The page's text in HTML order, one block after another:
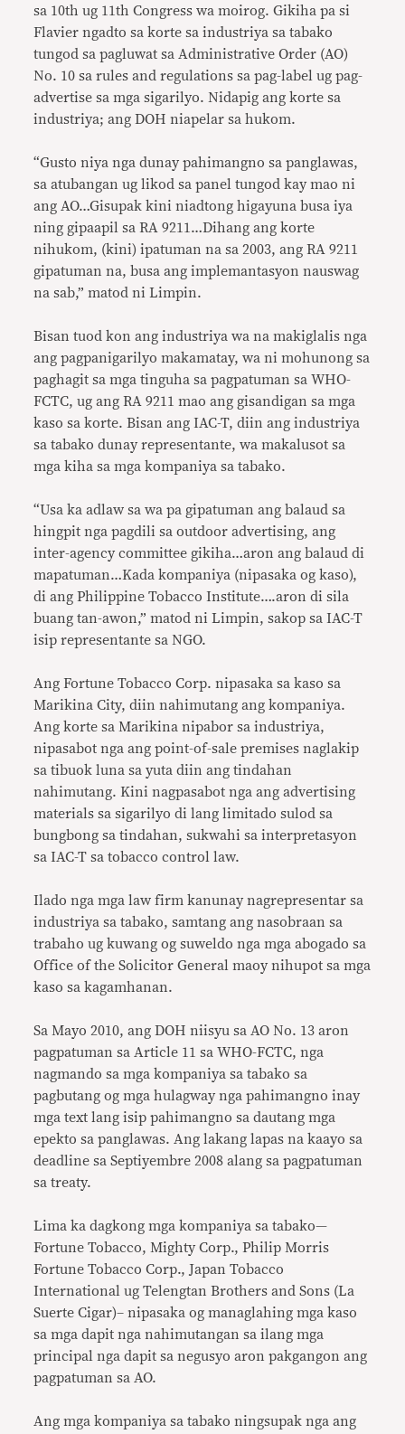
sa 10th ug 11th Congress wa moirog. Gikiha pa si
Flavier ngadto sa korte sa industriya sa tabako
tungod sa pagluwat sa Administrative Order (AO)
No. 10 sa rules and regulations sa pag-label ug pag-
advertise sa mga sigarilyo. Nidapig ang korte sa
industriya; ang DOH niapelar sa hukom.
“Gusto niya nga dunay pahimangno sa panglawas,
sa atubangan ug likod sa panel tungod kay mao ni
ang AO…Gisupak kini niadtong higayuna busa iya
ning gipaapil sa RA 9211…Dihang ang korte
nihukom, (kini) ipatuman na sa 2003, ang RA 9211
gipatuman na, busa ang implemantasyon nauswag
na sab,” matod ni Limpin.
Bisan tuod kon ang industriya wa na makiglalis nga
ang pagpanigarilyo makamatay, wa ni mohunong sa
paghagit sa mga tinguha sa pagpatuman sa WHO-
FCTC, ug ang RA 9211 mao ang gisandigan sa mga
kaso sa korte. Bisan ang IAC-T, diin ang industriya
sa tabako dunay representante, wa makalusot sa
mga kiha sa mga kompaniya sa tabako.
“Usa ka adlaw sa wa pa gipatuman ang balaud sa
hingpit nga pagdili sa outdoor advertising, ang
inter-agency committee gikiha…aron ang balaud di
mapatuman…Kada kompaniya (nipasaka og kaso),
di ang Philippine Tobacco Institute….aron di sila
buang tan-awon,” matod ni Limpin, sakop sa IAC-T
isip representante sa NGO.
Ang Fortune Tobacco Corp. nipasaka sa kaso sa
Marikina City, diin nahimutang ang kompaniya.
Ang korte sa Marikina nipabor sa industriya,
nipasabot nga ang point-of-sale premises naglakip
sa tibuok luna sa yuta diin ang tindahan
nahimutang. Kini nagpasabot nga ang advertising
materials sa sigarilyo di lang limitado sulod sa
bungbong sa tindahan, sukwahi sa interpretasyon
sa IAC-T sa tobacco control law.
Ilado nga mga law firm kanunay nagrepresentar sa
industriya sa tabako, samtang ang nasobraan sa
trabaho ug kuwang og suweldo nga mga abogado sa
Office of the Solicitor General maoy nihupot sa mga
kaso sa kagamhanan.
Sa Mayo 2010, ang DOH niisyu sa AO No. 13 aron
pagpatuman sa Article 11 sa WHO-FCTC, nga
nagmando sa mga kompaniya sa tabako sa
pagbutang og mga hulagway nga pahimangno inay
mga text lang isip pahimangno sa dautang mga
epekto sa panglawas. Ang lakang lapas na kaayo sa
deadline sa Septiyembre 2008 alang sa pagpatuman
sa treaty.
Lima ka dagkong mga kompaniya sa tabako—
Fortune Tobacco, Mighty Corp., Philip Morris
Fortune Tobacco Corp., Japan Tobacco
International ug Telengtan Brothers and Sons (La
Suerte Cigar)– nipasaka og managlahing mga kaso
sa mga dapit nga nahimutangan sa ilang mga
principal nga dapit sa negusyo aron pakgangon ang
pagpatuman sa AO.
Ang mga kompaniya sa tabako ningsupak nga ang